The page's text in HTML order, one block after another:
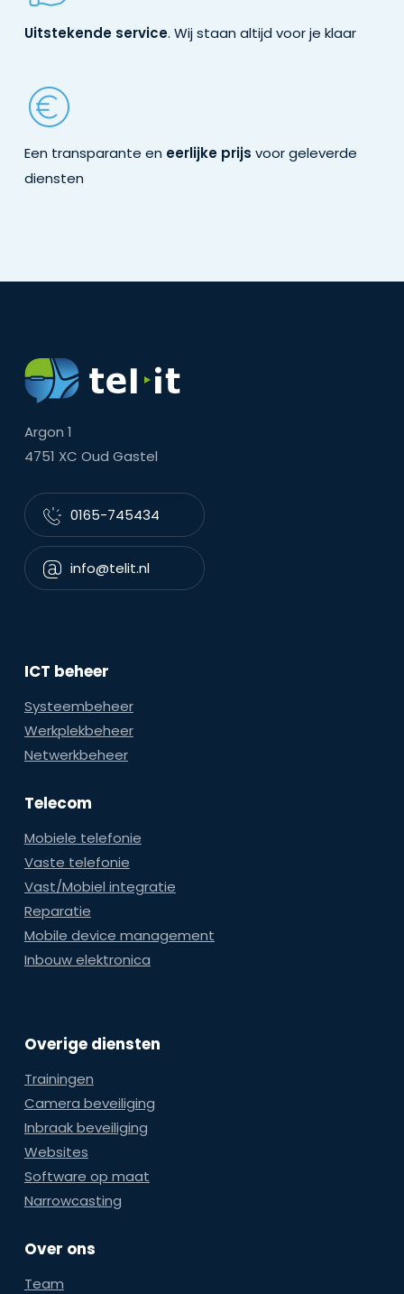
Uitstekende service. Wij staan altijd voor je klaar
Een transparante en eerlijke prijs voor geleverde
diensten
Argon 1
4751 XC Oud Gastel
0165-745434
info@telit.nl
ICT beheer
Systeembeheer
Werkplekbeheer
Netwerkbeheer
Telecom
Mobiele telefonie
Vaste telefonie
Vast/Mobiel integratie
Reparatie
Mobile device management
Inbouw elektronica
Overige diensten
Trainingen
Camera beveiliging
Inbraak beveiliging
Websites
Software op maat
Narrowcasting
Over ons
Team